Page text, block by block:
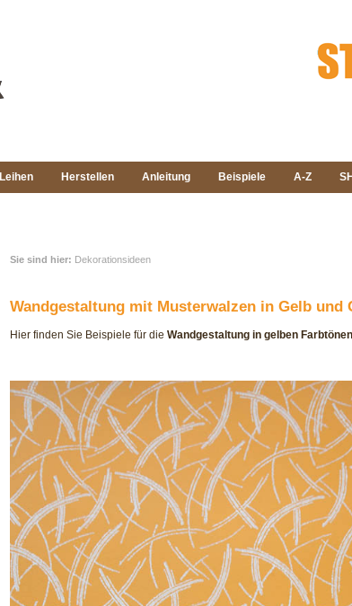
Leihen Herstellen Anleitung Beispiele A-Z
Sie sind hier: Dekorationsideen
Wandgestaltung mit Musterwalzen in Gelb und
Hier finden Sie Beispiele für die Wandgestaltung in gelben Farbtönen